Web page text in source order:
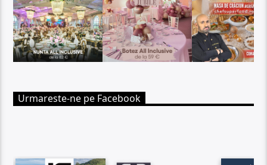
Urmareste-ne pe Facebook